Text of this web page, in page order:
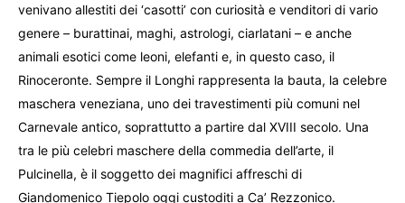
venivano allestiti dei ‘casotti’ con curiosità e venditori di vario
genere – burattinai, maghi, astrologi, ciarlatani – e anche
animali esotici come leoni, elefanti e, in questo caso, il
Rinoceronte. Sempre il Longhi rappresenta la bauta, la celebre
maschera veneziana, uno dei travestimenti più comuni nel
Carnevale antico, soprattutto a partire dal XVIII secolo. Una
tra le più celebri maschere della commedia dell’arte, il
Pulcinella, è il soggetto dei magnifici affreschi di
Giandomenico Tiepolo oggi custoditi a Ca’ Rezzonico.